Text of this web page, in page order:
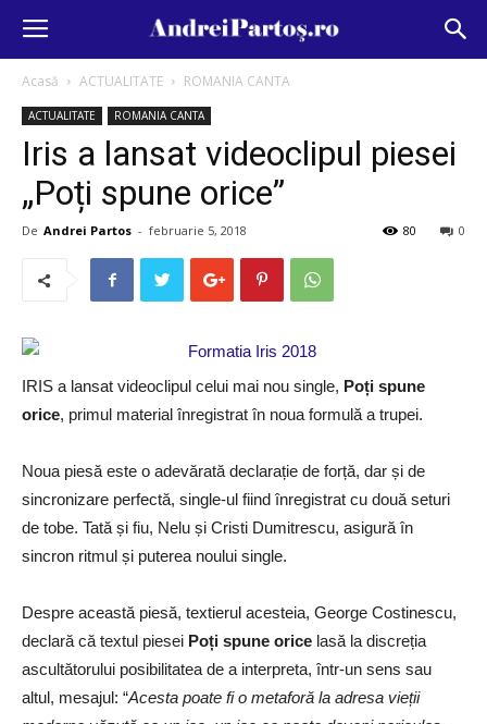
Acasă ACTUALITATE ROMANIA CANTA
ACTUALITATE ROMANIA CANTA
Iris a lansat videoclipul piesei
„Poți spune orice”
De Andrei Partos - februarie 5, 2018 0
80
IRIS a lansat videoclipul celui mai nou single, Poți spune
orice, primul material înregistrat în noua formulă a trupei.
Noua piesă este o adevărată declarație de forță, dar și de
sincronizare perfectă, single-ul fiind înregistrat cu două seturi
de tobe. Tată și fiu, Nelu și Cristi Dumitrescu, asigură în
sincron ritmul și puterea noului single.
Despre această piesă, textierul acesteia, George Costinescu,
declară că textul piesei Poți spune orice lasă la discreția
ascultătorului posibilitatea de a interpreta, într-un sens sau
altul, mesajul: “Acesta poate fi o metaforă la adresa vieții